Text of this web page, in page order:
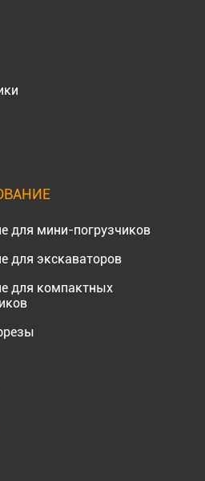
для мини-погрузчиков
для экскаваторов
для компактных